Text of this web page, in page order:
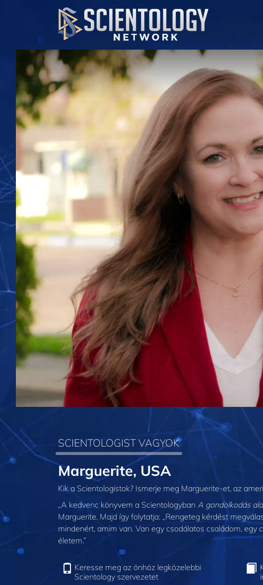
SCIENTOLOGIST VAGYOK
Marguerite, USA
Kik a Scientologistok? Ismerje meg Marguerite-et, az
„A kedvenc könyvem a Scientologyban A gondolkodás
Marguerite. Majd így folytatja: „Rengeteg kérdést
mindenért, amim van. Van egy csodálatos családom, egy
életem.”
Keresse meg az önhöz legközelebbi
Scientology szervezetet